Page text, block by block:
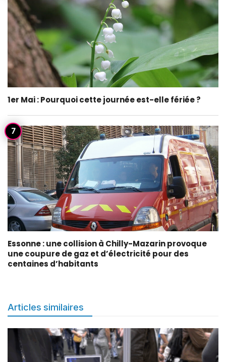
1er Mai : Pourquoi cette journée est-elle fériée ?
Essonne : une collision à Chilly-Mazarin provoque
une coupure de gaz et d’électricité pour des
centaines d’habitants
Articles similaires